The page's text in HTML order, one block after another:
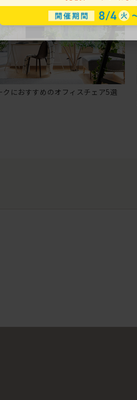
クにおすすめのオフィスチェア5選